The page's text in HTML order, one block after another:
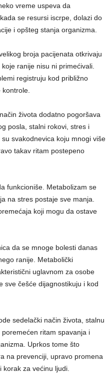
vreme uspeva da
se resursi iscrpe, dolazi do
i opšteg stanja organizma.
broja pacijenata otkrivaju
ranije nisu ni primećivali.
registruju kod približno
života dodatno pogoršava
posla, stalni rokovi, stres i
svakodnevica koju mnogi više
takav ritam postepeno
funkcioniše. Metabolizam se
na stres postaje sve manja.
koji mogu da ostave
da se mnoge bolesti danas
ranije. Metabolički
uglavnom za osobe
sve češće dijagnostikuju i kod
sedelački način života, stalnu
ritam spavanja i
Uprkos tome što
na prevenciji, upravo promena
za većinu ljudi.